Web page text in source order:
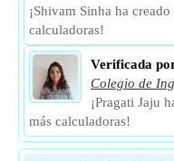
¡Shivam Sinha ha
calculadoras!
Verificada
Colegio de
¡Pragati Jaju
más calculadoras!